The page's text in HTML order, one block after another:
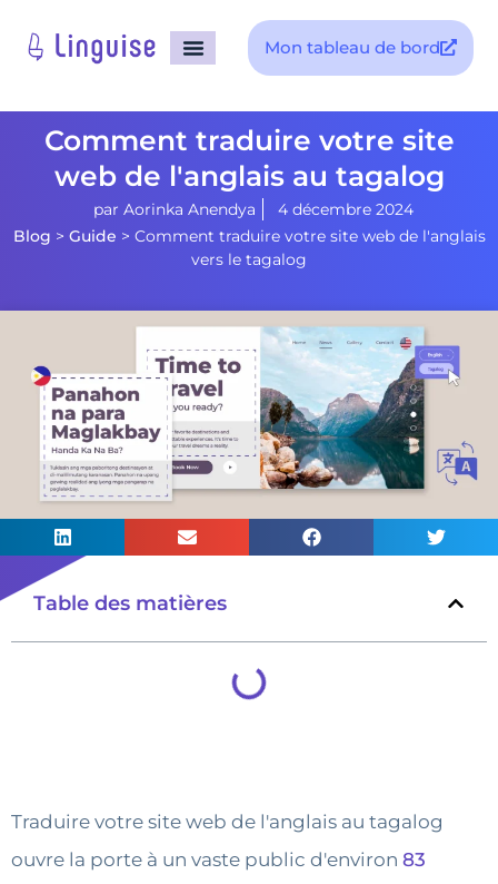
Mon tableau de bord
Comment traduire votre site
web de l'anglais au tagalog
par Aorinka Anendya
4 décembre 2024
Blog > Guide > Comment traduire votre site web de l'anglais
vers le tagalog
Table des matières
Traduire votre site web de l'anglais au tagalog
ouvre la porte à un vaste public d'environ 83